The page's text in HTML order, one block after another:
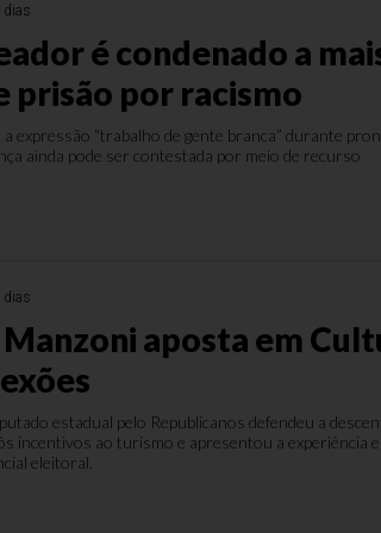
dias
é condenado a
prisão por racismo
expressão “trabalho de gente branca” durante
ainda pode ser contestada por meio de recurso
dias
aposta em
estadual pelo Republicanos defendeu a
incentivos ao turismo e apresentou a experiência
eleitoral.